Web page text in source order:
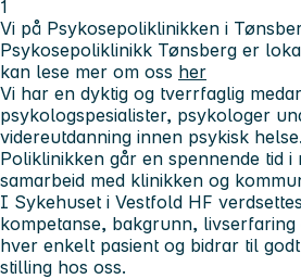
1
Vi på Psykosepoliklinikken i
Psykosepoliklinikk Tønsberg er
kan lese mer om oss her
Vi har en dyktig og tverrfaglig
psykologspesialister, psykologer
videreutdanning innen psykisk helse.
Poliklinikken går en spennende tid
samarbeid med klinikken og
I Sykehuset i Vestfold HF
kompetanse, bakgrunn,
hver enkelt pasient og bidrar til
stilling hos oss.